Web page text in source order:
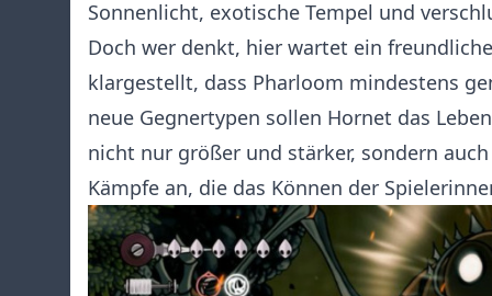
Sonnenlicht, exotische Tempel und
Doch wer denkt, hier wartet ein
klargestellt, dass Pharloom mindestens
neue Gegnertypen sollen Hornet das
nicht nur größer und stärker, sondern
Kämpfe an, die das Können der